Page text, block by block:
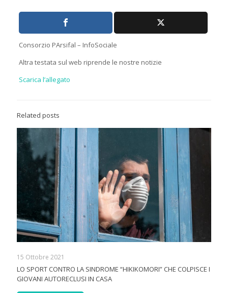
Consorzio PArsifal – InfoSociale
Altra testata sul web riprende le nostre notizie
Scarica l’allegato
Related posts
15 Ottobre 2021
LO SPORT CONTRO LA SINDROME “HIKIKOMORI” CHE COLPISCE I
GIOVANI AUTORECLUSI IN CASA